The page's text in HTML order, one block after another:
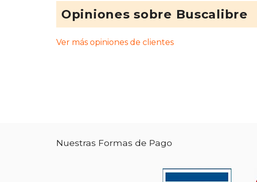
Opiniones sobre Buscalibre
Ver más opiniones de clientes
Nuestras Formas de Pago